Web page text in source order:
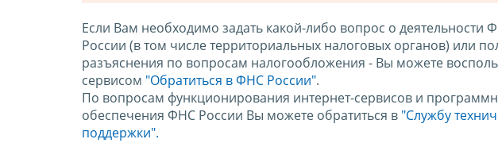
Если Вам необходимо задать какой-либо вопрос о деятельности
России (в том числе территориальных налоговых органов) или
разъяснения по вопросам налогообложения - Вы можете
сервисом "Обратиться в ФНС России".
По вопросам функционирования интернет-сервисов и
обеспечения ФНС России Вы можете обратиться в "Службу
поддержки".